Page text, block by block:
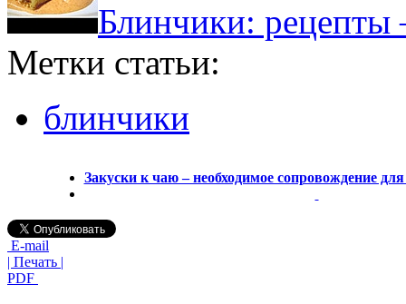
Блинчики: рецепты
Метки статьи:
блинчики
Закуски к чаю – необходимое сопровождение
E-mail
| Печать |
PDF